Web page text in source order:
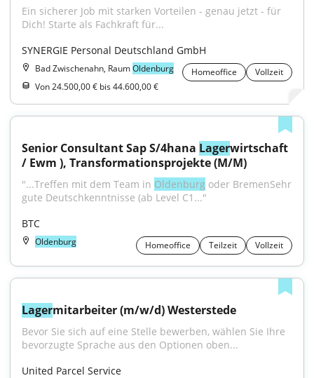
Ein sicherer Job mit starken Vorteilen - genau jetzt - für
Dich! Starte als Fachkraft für...
SYNERGIE Personal Deutschland GmbH
Bad Zwischenahn, RaumOldenburg Homeoffice
Vollzeit
Von 24.500,00 € bis 44.600,00 €
Senior Consultant Sap S/4hana Lagerwirtschaft
/ Ewm ), Transformationsprojekte (M/M)
"...Treffen mit dem Team in Oldenburg oder BremenSehr
gute Deutschkenntnisse (ab Level C1..."
BTC
Oldenburg Homeoffice Teilzeit Vollzeit
Lagermitarbeiter (m/w/d) Westerstede
Bevor Sie sich auf eine Stelle bewerben, wählen Sie Ihre
bevorzugte Sprache aus den Optionen oben...
United Parcel Service